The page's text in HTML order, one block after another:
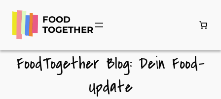
Inhalt
springen
FOOD
TOGETHER
FoodTogether Blog: Dein Food-
Update